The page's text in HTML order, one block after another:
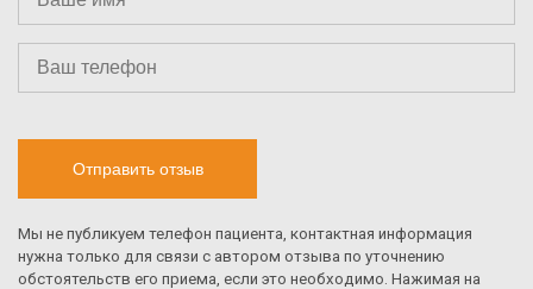
Отправить отзыв
Мы не публикуем телефон пациента, контактная информация
нужна только для связи с автором отзыва по уточнению
обстоятельств его приема, если это необходимо. Нажимая на